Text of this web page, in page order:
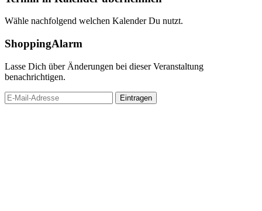
Wähle nachfolgend welchen Kalender Du nutzt.
ShoppingAlarm
Lasse Dich über Änderungen bei dieser Veranstaltung
benachrichtigen.